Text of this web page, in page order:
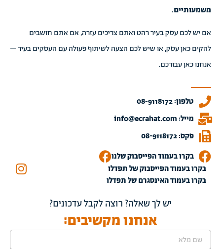
משמעותיים.
אם יש לכם עסק בעיר רהט ואתם צריכים עזרה, אם אתם חושבים
להקים כאן עסק, או שיש לכם הצעה לשיתוף פעולה עם העסקים בעיר –
אנחנו כאן עבורכם.
טלפון: 08-9118172
מייל: info@ecrahat.com
פקס: 08-9118172
בקרו בעמוד הפייסבוק שלנו
בקרו בעמוד הפייסבוק של תפדלו
בקרו בעמוד האינסגרם של תפדלו
יש לך שאלה? רוצה לקבל עדכונים?
אנחנו מקשיבים: